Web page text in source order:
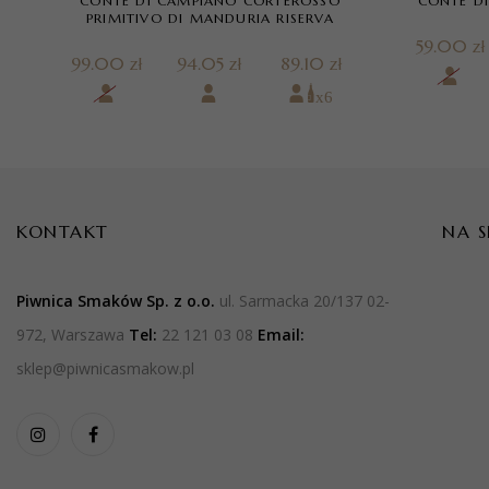
PRIMITIVO DI MANDURIA RISERVA
99.00 zł 94.05 zł 89.10 zł
59.00 zł
KONTAKT
Piwnica Smaków Sp. z o.o. ul. Sarmacka 20/137 02-
972, Warszawa Tel: 22 121 03 08 Email:
sklep@piwnicasmakow.pl
NA